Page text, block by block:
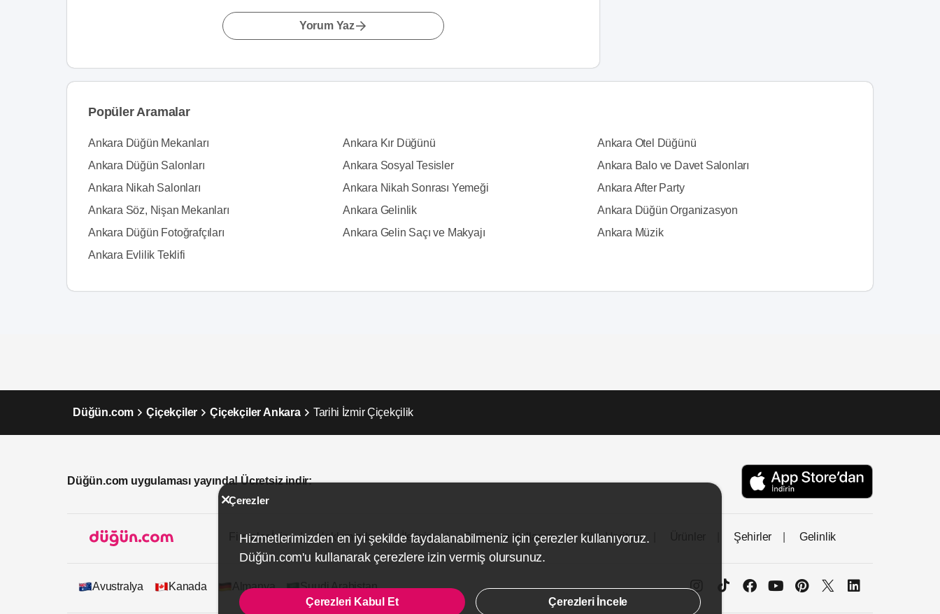
Yorum Yaz
Popüler Aramalar
Ankara Düğün Mekanları Ankara Kır Düğünü
Ankara Otel Düğünü
Ankara Düğün Salonları
Ankara Sosyal Tesisler
Ankara Balo ve Davet Salonları
Ankara Nikah Salonları
Ankara Nikah Sonrası Yemeği
Ankara After Party
Ankara Söz, Nişan Mekanları
Ankara Gelinlik
Ankara Düğün Organizasyon
Ankara Düğün Fotoğrafçıları
Ankara Gelin Saçı ve Makyajı
Ankara Müzik
Ankara Evlilik Teklifi
Düğün.com Çiçekçiler Çiçekçiler Ankara Tarihi İzmir Çiçekçilik
Düğün.com uygulaması yayında! Ücretsiz indir:
Firmalar İçin Hakkımızda İletişim Gizlilik ve Kullanım Site Haritası Şehirler Gelinlik
Avustralya Kanada Almanya Suudi Arabistan
Çerezler
Hizmetlerimizden en iyi şekilde faydalanabilmeniz için çerezler kullanıyoruz.
Düğün.com'u kullanarak çerezlere izin vermiş olursunuz.
Çerezleri Kabul Et Çerezleri İncele